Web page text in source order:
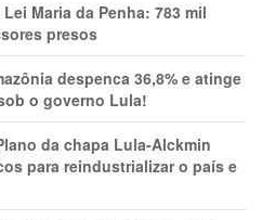
Maria da Penha: 783 mil
presos
despenca 36,8% e atinge
o governo Lula!
da chapa Lula-Alckmin
para reindustrializar o país e